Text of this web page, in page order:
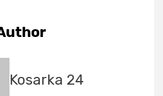
Kosarka 24